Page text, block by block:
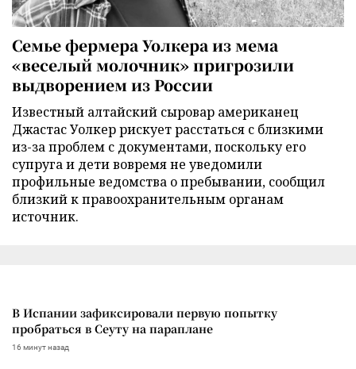
Семье фермера Уолкера из мема
«веселый молочник» пригрозили
выдворением из России
Известный алтайский сыровар американец
Джастас Уолкер рискует расстаться с близкими
из-за проблем с документами, поскольку его
супруга и дети вовремя не уведомили
профильные ведомства о пребывании, сообщил
близкий к правоохранительным органам
источник.
В Испании зафиксировали первую попытку
пробраться в Сеуту на параплане
16 минут назад